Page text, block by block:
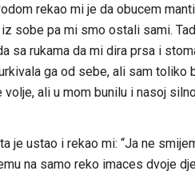
rekao mi je da obucem
sobe pa mi smo ostali sami.
sa rukama da mi dira prsa i
ga od sebe, ali sam toliko
ali u mom bunilu i nasoj
je ustao i rekao mi: “Ja ne
na samo reko imaces dvoje